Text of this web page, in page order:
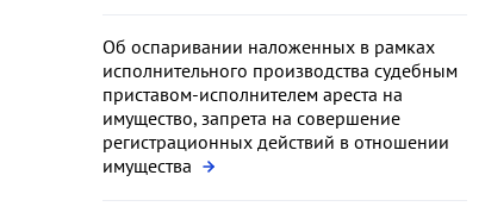
Об оспаривании наложенных в рамках
исполнительного производства судебным
приставом-исполнителем ареста на
имущество, запрета на совершение
регистрационных действий в отношении
имущества